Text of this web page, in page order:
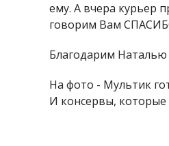
ему. А вчера курьер
говорим Вам
Благодарим Наталью
На фото - Мультик
И консервы,